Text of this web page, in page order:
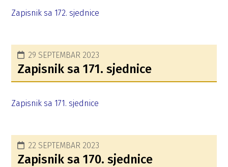
Zapisnik sa 172. sjednice
29 SEPTEMBAR 2023
Zapisnik sa 171. sjednice
Zapisnik sa 171. sjednice
22 SEPTEMBAR 2023
Zapisnik sa 170. sjednice